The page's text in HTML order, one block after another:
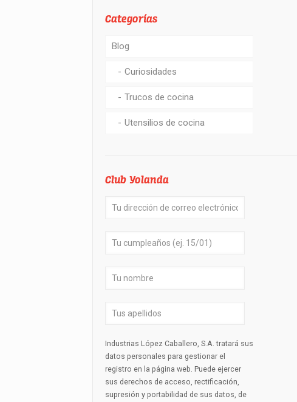
Categorías
Blog
Curiosidades
Trucos de cocina
Utensilios de cocina
Club Yolanda
Industrias López Caballero, S.A. tratará sus
datos personales para gestionar el
registro en la página web. Puede ejercer
sus derechos de acceso, rectificación,
supresión y portabilidad de sus datos, de